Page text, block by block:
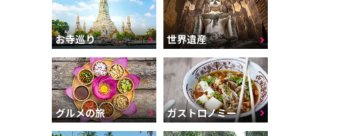
お寺巡り 世界遺産
グルメの旅 ガストロノミー